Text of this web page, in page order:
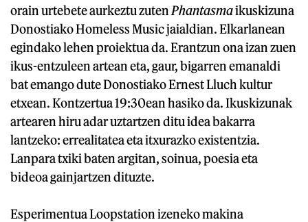
orain urtebete aurkeztu zuten Phantasmaikuskizuna
Donostiako Homeless Music jaialdian. Elkarlanean
egindako lehen proiektua da. Erantzun ona izan zuen
ikus-entzuleen artean eta, gaur, bigarren emanaldi
bat emango dute Donostiako Ernest Lluch kultur
etxean. Kontzertua 19:30ean hasiko da. Ikuskizunak
artearen hiru adar uztartzen ditu idea bakarra
lantzeko: errealitatea eta itxurazko existentzia.
Lanpara txiki baten argitan, soinua, poesia eta
bideoa gainjartzen dituzte.
Esperimentua Loopstation izeneko makina